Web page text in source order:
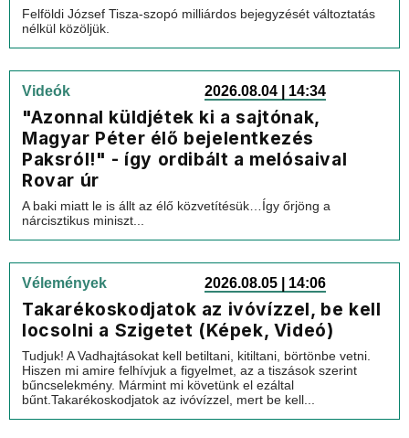
Felföldi József Tisza-szopó milliárdos bejegyzését változtatás
nélkül közöljük.
Videók 2026.08.04 | 14:34
"Azonnal küldjétek ki a sajtónak,
Magyar Péter élő bejelentkezés
Paksról!" - így ordibált a melósaival
Rovar úr
A baki miatt le is állt az élő közvetítésük…Így őrjöng a
nárcisztikus miniszt...
Vélemények 2026.08.05 | 14:06
Takarékoskodjatok az ivóvízzel, be kell
locsolni a Szigetet (Képek, Videó)
Tudjuk! A Vadhajtásokat kell betiltani, kitiltani, börtönbe vetni.
Hiszen mi amire felhívjuk a figyelmet, az a tiszások szerint
bűncselekmény. Mármint mi követünk el ezáltal
bűnt.Takarékoskodjatok az ivóvízzel, mert be kell...